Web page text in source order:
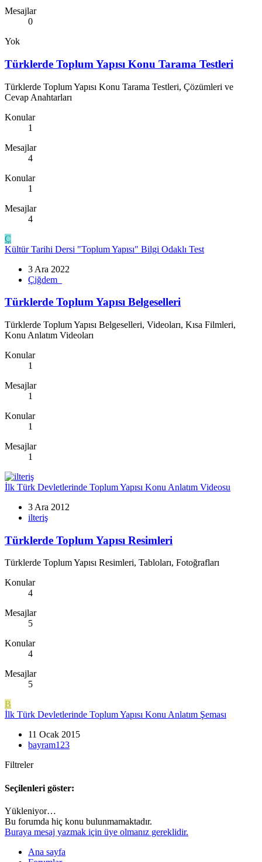
Mesajlar
0
Yok
Türklerde Toplum Yapısı Konu Tarama Testleri
Türklerde Toplum Yapısı Konu Tarama Testleri, Çözümleri ve
Cevap Anahtarları
Konular
1
Mesajlar
4
Konular
1
Mesajlar
4
Ç
Kültür Tarihi Dersi "Toplum Yapısı" Bilgi Odaklı Test
3 Ara 2022
Çiğdem_
Türklerde Toplum Yapısı Belgeselleri
Türklerde Toplum Yapısı Belgeselleri, Videoları, Kısa Filmleri,
Konu Anlatım Videoları
Konular
1
Mesajlar
1
Konular
1
Mesajlar
1
İlk Türk Devletlerinde Toplum Yapısı Konu Anlatım Videosu
3 Ara 2012
ilteriş
Türklerde Toplum Yapısı Resimleri
Türklerde Toplum Yapısı Resimleri, Tabloları, Fotoğrafları
Konular
4
Mesajlar
5
Konular
4
Mesajlar
5
B
İlk Türk Devletlerinde Toplum Yapısı Konu Anlatım Şeması
11 Ocak 2015
bayram123
Filtreler
Seçilenleri göster:
Yükleniyor…
Bu forumda hiç konu bulunmamaktadır.
Buraya mesaj yazmak için üye olmanız gereklidir.
Ana sayfa